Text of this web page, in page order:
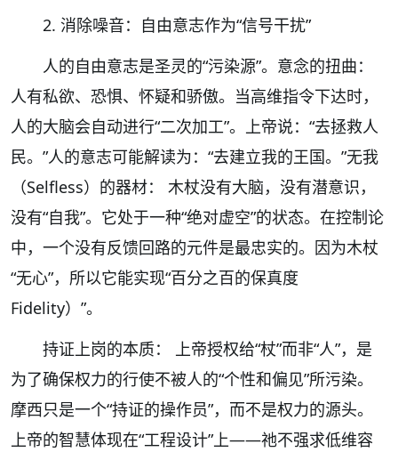
2. 消除噪音：自由意志作为“信号干扰”
人的自由意志是圣灵的“污染源”。意念的扭曲：
人有私欲、恐惧、怀疑和骄傲。当高维指令下达时，
人的大脑会自动进行“二次加工”。上帝说：“去拯救人
民。”人的意志可能解读为：“去建立我的王国。”无我
（Selfless）的器材： 木杖没有大脑，没有潜意识，
没有“自我”。它处于一种“绝对虚空”的状态。在控制论
中，一个没有反馈回路的元件是最忠实的。因为木杖
“无心”，所以它能实现“百分之百的保真度
Fidelity）”。
持证上岗的本质： 上帝授权给“杖”而非“人”，是
为了确保权力的行使不被人的“个性和偏见”所污染。
摩西只是一个“持证的操作员”，而不是权力的源头。
上帝的智慧体现在“工程设计”上——祂不强求低维容